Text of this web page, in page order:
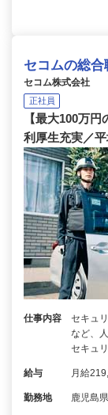
セコムの総合
セコム株式会社
正社員
【最大100万
利厚生充実／
仕事内容
セキュ
など、
セキュ
給与 月給
勤務地 鹿児島